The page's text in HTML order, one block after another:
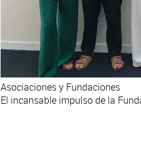
Asociaciones y Fundaciones
El incansable impulso de la